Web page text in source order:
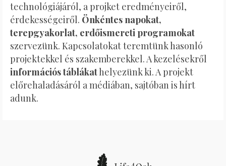
technológiájáról, a projket eredményeiről,
érdekességeiről. Önkéntes napokat,
terepgyakorlat, erdőismereti programokat
szervezünk. Kapcsolatokat teremtünk hasonló
projektekkel és szakemberekkel. A kezelésekről
információs táblákathelyezünk ki. A projekt
előrehaladásáról a médiában, sajtóban is hírt
adunk.